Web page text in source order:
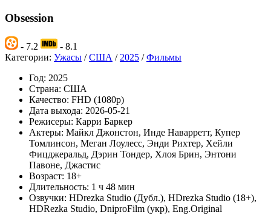
Obsession
- 7.2
- 8.1
Категории: Ужасы /США / 2025 /Фильмы
Год: 2025
Страна: США
Качество: FHD (1080p)
Дата выхода: 2026-05-21
Режисеры: Карри Баркер
Актеры: Майкл Джонстон, Инде Наварретт, Купер
Томлинсон, Меган Лоулесс, Энди Рихтер, Хейли
Фицджеральд, Дэрин Тондер, Хлоя Брин, Энтони
Павоне, Джастис
Возраст: 18+
Длительность: 1 ч 48 мин
Озвучки: HDrezka Studio (Дубл.), HDrezka Studio (18+),
HDRezka Studio, DniproFilm (укр), Eng.Original